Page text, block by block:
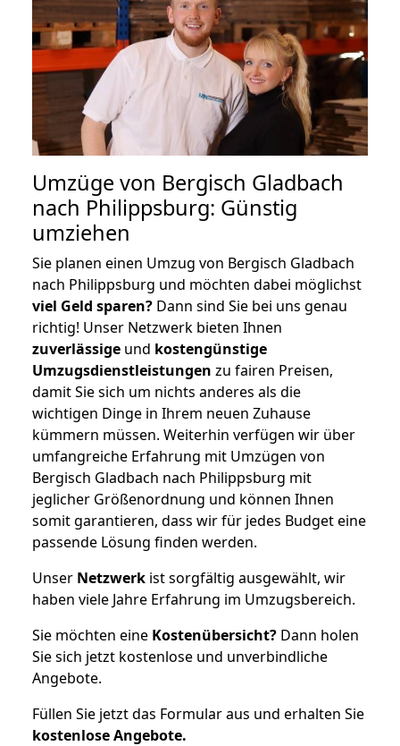
Umzüge von Bergisch Gladbach
nach Philippsburg: Günstig
umziehen
Sie planen einen Umzug von Bergisch Gladbach
nach Philippsburg und möchten dabei möglichst
viel Geld sparen? Dann sind Sie bei uns genau
richtig! Unser Netzwerk bieten Ihnen
zuverlässige und kostengünstige
Umzugsdienstleistungen zu fairen Preisen,
damit Sie sich um nichts anderes als die
wichtigen Dinge in Ihrem neuen Zuhause
kümmern müssen. Weiterhin verfügen wir über
umfangreiche Erfahrung mit Umzügen von
Bergisch Gladbach nach Philippsburg mit
jeglicher Größenordnung und können Ihnen
somit garantieren, dass wir für jedes Budget eine
passende Lösung finden werden.
Unser Netzwerk ist sorgfältig ausgewählt, wir
haben viele Jahre Erfahrung im Umzugsbereich.
Sie möchten eine Kostenübersicht? Dann holen
Sie sich jetzt kostenlose und unverbindliche
Angebote.
Füllen Sie jetzt das Formular aus und erhalten Sie
kostenloseAngebote.